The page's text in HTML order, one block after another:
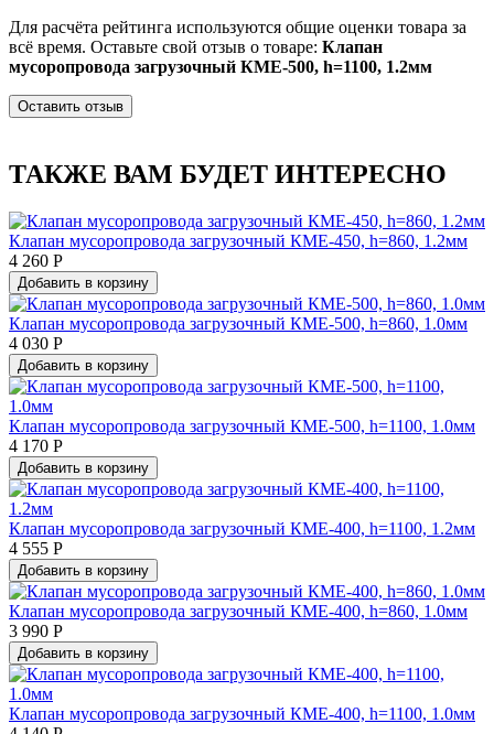
Для расчёта рейтинга используются общие оценки товара за
всё время. Оставьте свой отзыв о товаре: Клапан
мусоропровода загрузочный КМЕ-500, h=1100, 1.2мм
Оставить отзыв
ТАКЖЕ ВАМ БУДЕТ ИНТЕРЕСНО
Клапан мусоропровода загрузочный КМЕ-450, h=860, 1.2мм
4 260 Р
Добавить в корзину
Клапан мусоропровода загрузочный КМЕ-500, h=860, 1.0мм
4 030 Р
Добавить в корзину
Клапан мусоропровода загрузочный КМЕ-500, h=1100, 1.0мм
4 170 Р
Добавить в корзину
Клапан мусоропровода загрузочный КМЕ-400, h=1100, 1.2мм
4 555 Р
Добавить в корзину
Клапан мусоропровода загрузочный КМЕ-400, h=860, 1.0мм
3 990 Р
Добавить в корзину
Клапан мусоропровода загрузочный КМЕ-400, h=1100, 1.0мм